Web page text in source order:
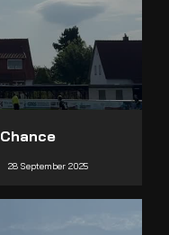
Chance
28 September 2025